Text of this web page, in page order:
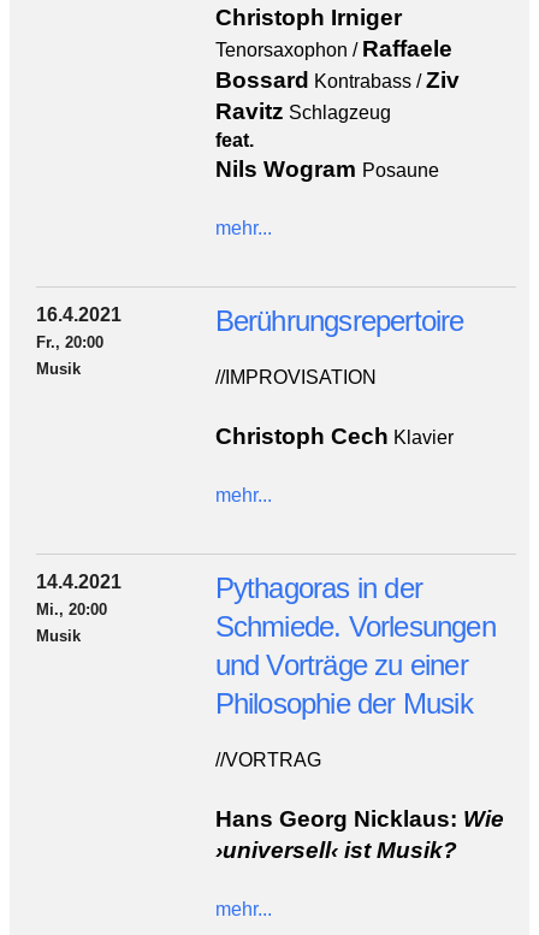
Christoph Irniger
Tenorsaxophon / Raffaele
Bossard Kontrabass /Ziv
Ravitz Schlagzeug
feat.
Nils Wogram Posaune
mehr...
16.4.2021
Fr., 20:00
Musik
Berührungsrepertoire
//IMPROVISATION
Christoph Cech Klavier
mehr...
14.4.2021
Mi., 20:00
Musik
Pythagoras in der
Schmiede. Vorlesungen
und Vorträge zu einer
Philosophie der Musik
//VORTRAG
Hans Georg Nicklaus: Wie
›universell‹ ist Musik?
mehr...